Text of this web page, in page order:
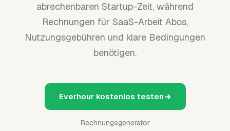
abrechenbaren Startup-Zeit, während
Rechnungen für SaaS-Arbeit Abos,
Nutzungsgebühren und klare Bedingungen
benötigen.
Everhour kostenlos testen
Rechnungsgenerator